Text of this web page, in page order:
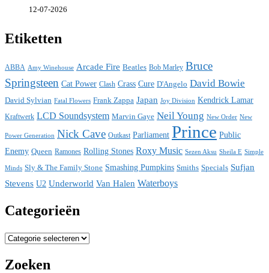
12-07-2026
Etiketten
ABBA Amy Winehouse Arcade Fire Beatles Bob Marley Bruce
Springsteen Cat Power Clash Crass Cure D'Angelo David Bowie
David Sylvian Fatal Flowers Frank Zappa Japan Joy Division Kendrick Lamar
Kraftwerk LCD Soundsystem Marvin Gaye Neil Young New Order New
Power Generation Nick Cave Outkast Parliament Prince Public
Enemy Queen Ramones Rolling Stones Roxy Music Sezen Aksu Sheila E Simple
Minds Sly & The Family Stone Smashing Pumpkins Smiths Specials Sufjan
Stevens U2 Underworld Van Halen Waterboys
Categorieën
Categorieën
Zoeken